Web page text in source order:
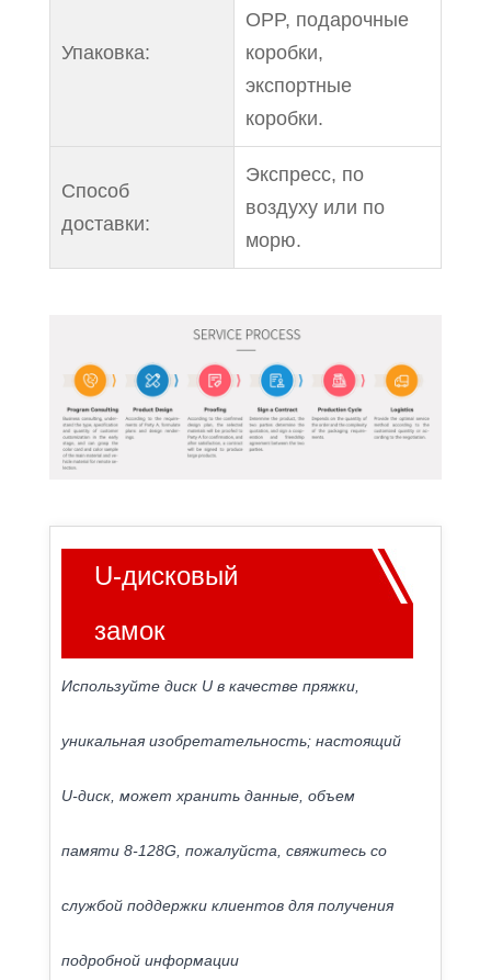
Упаковка:
OPP, подарочные
коробки,
экспортные
коробки.
Способ
доставки:
Экспресс, по
воздуху или по
морю.
U-дисковый
замок
Используйте диск U в качестве пряжки,
уникальная изобретательность; настоящий
U-диск, может хранить данные, объем
памяти 8-128G, пожалуйста, свяжитесь со
службой поддержки клиентов для получения
подробной информации